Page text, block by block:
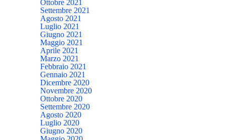
Ottobre 2021
Settembre 2021
Agosto 2021
Luglio 2021
Giugno 2021
Maggio 2021
Aprile 2021
Marzo 2021
Febbraio 2021
Gennaio 2021
Dicembre 2020
Novembre 2020
Ottobre 2020
Settembre 2020
Agosto 2020
Luglio 2020
Giugno 2020